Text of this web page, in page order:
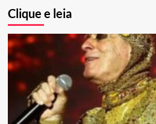
Clique e leia